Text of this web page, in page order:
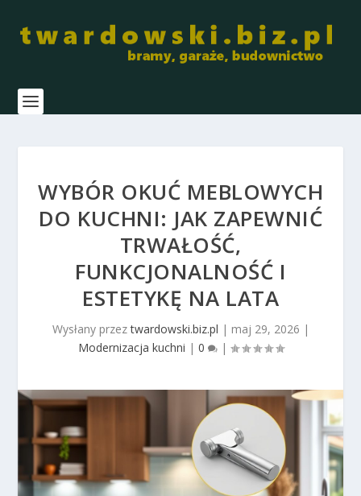
WYBÓR OKUĆ MEBLOWYCH
DO KUCHNI: JAK ZAPEWNIĆ
TRWAŁOŚĆ,
FUNKCJONALNOŚĆ I
ESTETYKĘ NA LATA
Wysłany przeztwardowski.biz.pl | maj 29, 2026 |
Modernizacja kuchni | 0 |